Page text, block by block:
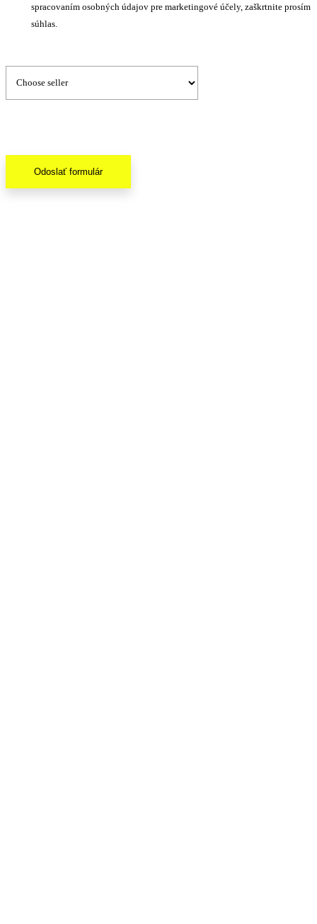
spracovaním osobných údajov pre marketingové účely, zaškrtnite prosím
súhlas.
Odoslať formulár